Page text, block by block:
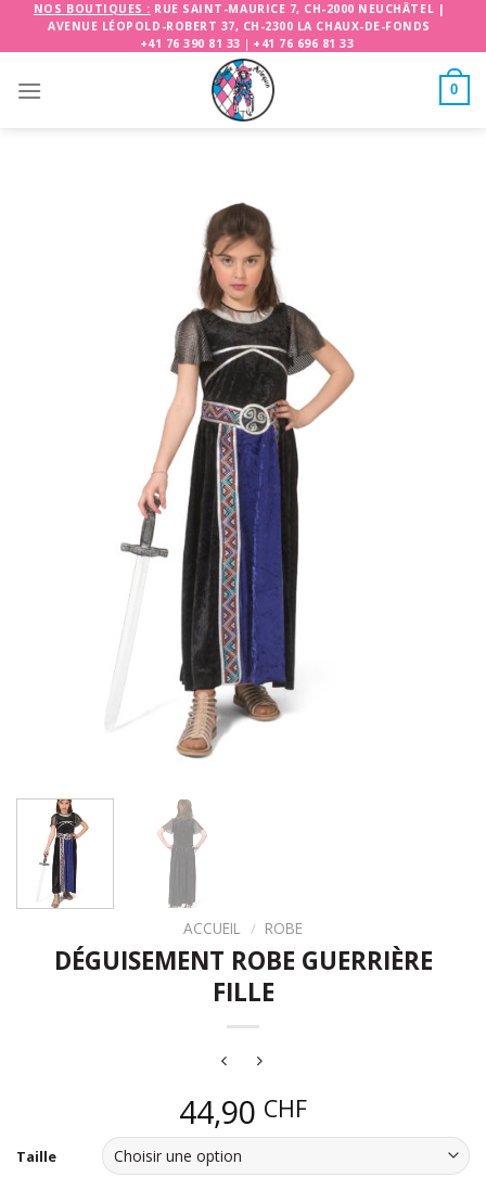
NOS BOUTIQUES : RUE SAINT-MAURICE 7, CH-2000 NEUCHÂTEL |
AVENUE LÉOPOLD-ROBERT 37, CH-2300 LA CHAUX-DE-FONDS
+41 76 390 81 33 | +41 76 696 81 33
0
ACCUEIL / ROBE
DÉGUISEMENT ROBE GUERRIÈRE
FILLE
44,90 CHF
Taille